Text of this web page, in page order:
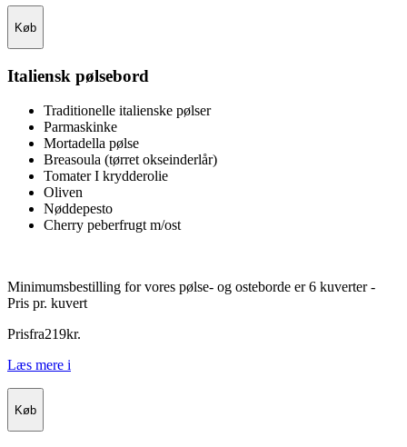
Køb
Italiensk pølsebord
Traditionelle italienske pølser
Parmaskinke
Mortadella pølse
Breasoula (tørret okseinderlår)
Tomater I krydderolie
Oliven
Nøddepesto
Cherry peberfrugt m/ost
Minimumsbestilling for vores pølse- og osteborde er 6 kuverter -
Pris pr. kuvert
Prisfra219kr.
Læs mere i
Køb